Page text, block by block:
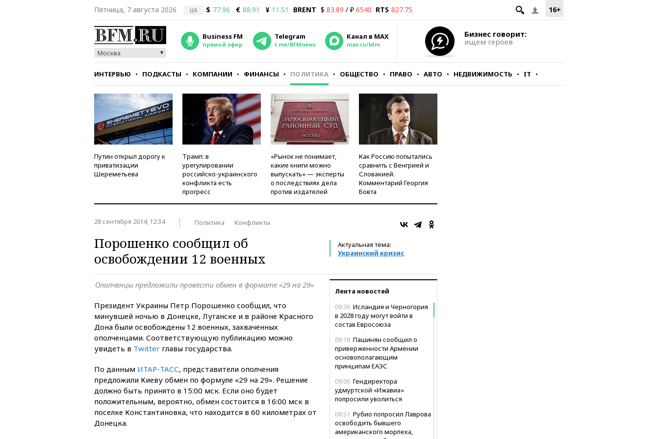
16+
Пятница, 7 августа 2026 ЦБ $ 77.96 € 88.91 ¥ 11.51 BRENT $ 83.89 / ₽ 6540 RTS 827.75
Москва
Business FM
прямой эфир
Telegram
t.me/BFMnews
Канал в MAX
max.ru/bfm
Бизнес говорит:
ищем героев
ИНТЕРВЬЮ ПОДКАСТЫ КОМПАНИИ ФИНАНСЫ ПОЛИТИКА ОБЩЕСТВО ПРАВО АВТО НЕДВИЖИМОСТЬ IT
СТИЛЬ ТЕСТЫ
Путин открыл дорогу к
приватизации
Шереметьева
Трамп: в
урегулировании
российско-украинского
конфликта есть
прогресс
«Рынок не понимает,
какие книги можно
выпускать» — эксперты
о последствиях дела
против издателей
Как Россию попытались
сравнить с Венгрией и
Словакией.
Комментарий Георгия
Бовта
28 сентября 2014, 12:34 Политика Конфликты
Актуальная тема:
Украинский кризис
Порошенко сообщил об
освобождении 12 военных
Лента новостей
09:36 Исландия и Черногория
в 2028 году могут войти в
состав Евросоюза
09:18 Пашинян сообщил о
приверженности Армении
основополагающим
принципам ЕАЭС
09:06 Гендиректора
удмуртской «Ижавиа»
попросили уволиться
08:51 Рубио попросил Лаврова
освободить бывшего
американского морпеха,
Ополченцы предложили провести обмен в формате «29 на 29»
Президент Украины Петр Порошенко сообщил, что
минувшей ночью в Донецке, Луганске и в районе Красного
Дона были освобождены 12 военных, захваченных
ополченцами. Соответствующую публикацию можно
увидеть в Twitter главы государства.
По данным ИТАР-ТАСС, представители ополчения
предложили Киеву обмен по формуле «29 на 29». Решение
должно быть принято в 15:00 мск. Если оно будет
положительным, вероятно, обмен состоится в 16:00 мск в
поселке Константиновка, что находится в 60 километрах от
Донецка.